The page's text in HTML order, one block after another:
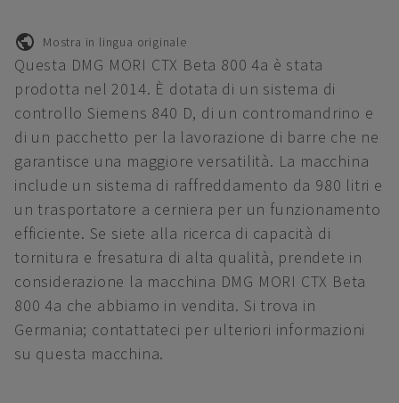
Mostra in lingua originale
Questa DMG MORI CTX Beta 800 4a è stata
prodotta nel 2014. È dotata di un sistema di
controllo Siemens 840 D, di un contromandrino e
di un pacchetto per la lavorazione di barre che ne
garantisce una maggiore versatilità. La macchina
include un sistema di raffreddamento da 980 litri e
un trasportatore a cerniera per un funzionamento
efficiente. Se siete alla ricerca di capacità di
tornitura e fresatura di alta qualità, prendete in
considerazione la macchina DMG MORI CTX Beta
800 4a che abbiamo in vendita. Si trova in
Germania; contattateci per ulteriori informazioni
su questa macchina.